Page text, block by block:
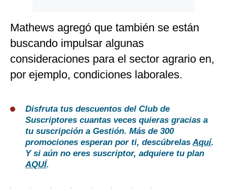
Mathews agregó que también se están
buscando impulsar algunas
consideraciones para el sector agrario en,
por ejemplo, condiciones laborales.
Disfruta tus descuentos del Club de
Suscriptores cuantas veces quieras gracias a
tu suscripción a Gestión. Más de 300
promociones esperan por ti, descúbrelasAquí.
Y si aún no eres suscriptor, adquiere tu plan
AQUÍ.